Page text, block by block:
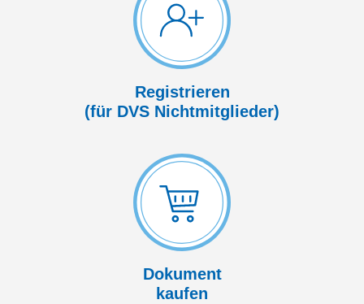
Registrieren
(für DVS Nicht­mitglieder)
Dokument
kaufen